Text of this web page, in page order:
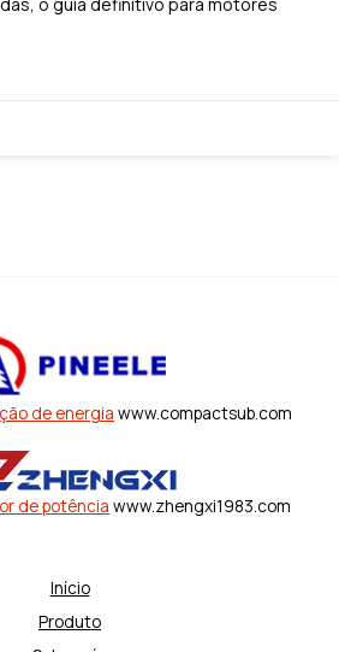
de energia www.compactsub.com
de potência www.zhengxi1983.com
Início
Produto